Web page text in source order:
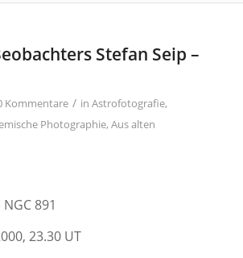
Stefan Seip –
Kommentare / in Astrofotografie,
Photographie, Aus alten
891
23.30 UT